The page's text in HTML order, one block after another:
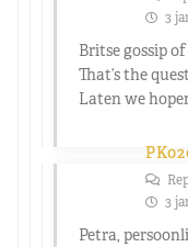
3
Britse gossip
That’s the
Laten we
3
Petra,